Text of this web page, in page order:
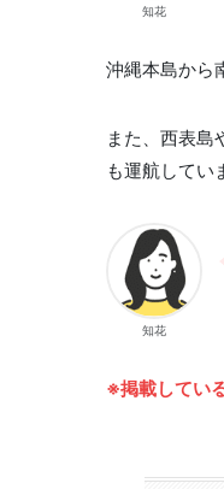
知花
沖縄本島から
また、西表島
も運航してい
知花
※掲載してい